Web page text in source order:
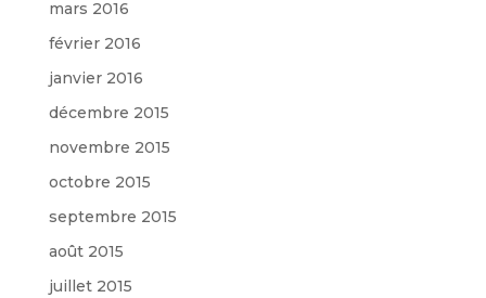
mars 2016
février 2016
janvier 2016
décembre 2015
novembre 2015
octobre 2015
septembre 2015
août 2015
juillet 2015